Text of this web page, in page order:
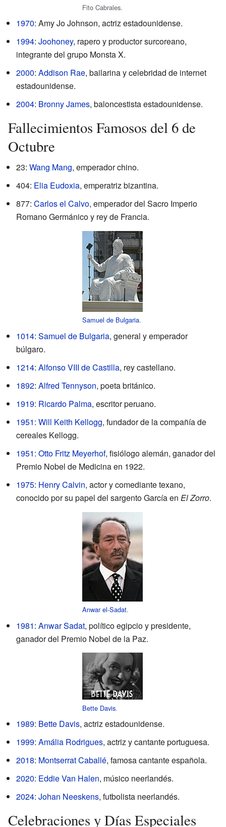
Fito Cabrales.
1970: Amy Jo Johnson, actriz estadounidense.
1994: Joohoney, rapero y productor surcoreano,
integrante del grupo Monsta X.
2000: Addison Rae, bailarina y celebridad de internet
estadounidense.
2004: Bronny James, baloncestista estadounidense.
Fallecimientos Famosos del 6 de
Octubre
23: Wang Mang, emperador chino.
404: Elia Eudoxia, emperatriz bizantina.
877: Carlos el Calvo, emperador del Sacro Imperio
Romano Germánico y rey de Francia.
Samuel de Bulgaria.
1014: Samuel de Bulgaria, general y emperador
búlgaro.
1214: Alfonso VIII de Castilla, rey castellano.
1892: Alfred Tennyson, poeta británico.
1919: Ricardo Palma, escritor peruano.
1951: Will Keith Kellogg, fundador de la compañía de
cereales Kellogg.
1951: Otto Fritz Meyerhof, fisiólogo alemán, ganador del
Premio Nobel de Medicina en 1922.
1975: Henry Calvin, actor y comediante texano,
conocido por su papel del sargento García en El Zorro.
Anwar el-Sadat.
1981: Anwar Sadat, político egipcio y presidente,
ganador del Premio Nobel de la Paz.
Bette Davis.
1989: Bette Davis, actriz estadounidense.
1999: Amália Rodrigues, actriz y cantante portuguesa.
2018: Montserrat Caballé, famosa cantante española.
2020: Eddie Van Halen, músico neerlandés.
2024: Johan Neeskens, futbolista neerlandés.
Celebraciones y Días Especiales